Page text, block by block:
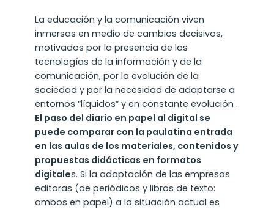
La educación y la comunicación viven
inmersas en medio de cambios decisivos,
motivados por la presencia de las
tecnologías de la información y de la
comunicación, por la evolución de la
sociedad y por la necesidad de adaptarse a
entornos “líquidos” y en constante evolución .
El paso del diario en papel al digital se
puede comparar con la paulatina entrada
en las aulas de los materiales, contenidos y
propuestas didácticas en formatos
digitales. Si la adaptación de las empresas
editoras (de periódicos y libros de texto:
ambos en papel) a la situación actual es